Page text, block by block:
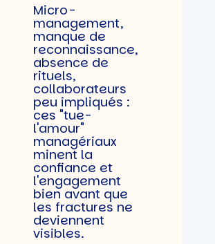
Micro-
management,
manque de
reconnaissance,
absence de
rituels,
collaborateurs
peu impliqués :
ces "tue-
l'amour"
managériaux
minent la
confiance et
l'engagement
bien avant que
les fractures ne
deviennent
visibles.